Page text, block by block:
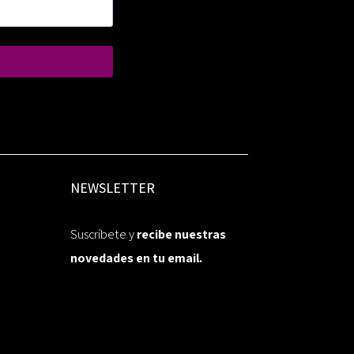
NEWSLETTER
Suscríbete yrecibe nuestras
novedades en tu email.